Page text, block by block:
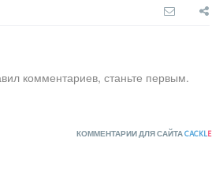
комментариев, станьте первым.
КОММЕНТАРИИ ДЛЯ САЙТАCACKLE